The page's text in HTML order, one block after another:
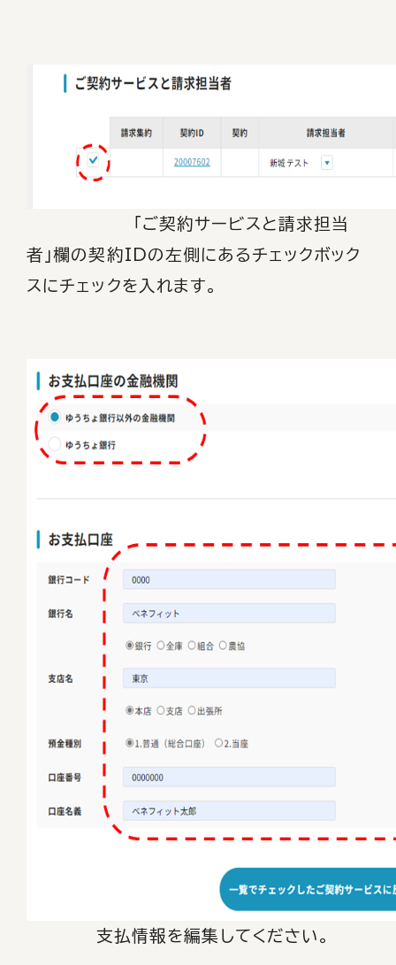
「ご契約サービスと請求担当
者」欄の契約IDの左側にあるチェックボック
スにチェックを入れます。
支払情報を編集してください。